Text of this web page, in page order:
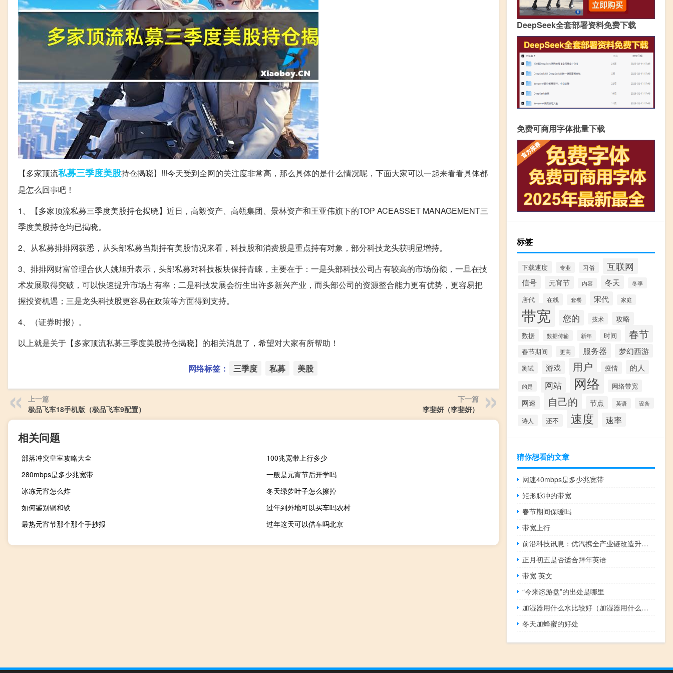
【多家顶流私募三季度美股持仓揭晓】!!!今天受到全网的关注度非常高，那么具体的是什么情况呢，下面大家可以一起来看看具体都
是怎么回事吧！
1、【多家顶流私募三季度美股持仓揭晓】近日，高毅资产、高瓴集团、景林资产和王亚伟旗下的TOP ACEASSET MANAGEMENT三
季度美股持仓均已揭晓。
2、从私募排排网获悉，从头部私募当期持有美股情况来看，科技股和消费股是重点持有对象，部分科技龙头获明显增持。
3、排排网财富管理合伙人姚旭升表示，头部私募对科技板块保持青睐，主要在于：一是头部科技公司占有较高的市场份额，一旦在技
术发展取得突破，可以快速提升市场占有率；二是科技发展会衍生出许多新兴产业，而头部公司的资源整合能力更有优势，更容易把
握投资机遇；三是龙头科技股更容易在政策等方面得到支持。
4、（证券时报）。
以上就是关于【多家顶流私募三季度美股持仓揭晓】的相关消息了，希望对大家有所帮助！
网络标签： 三季度 私募 美股
上一篇
极品飞车18手机版（极品飞车9配置）
下一篇
李斐妍（李斐妍）
相关问题
部落冲突皇室攻略大全
100兆宽带上行多少
280mbps是多少兆宽带
一般是元宵节后开学吗
冰冻元宵怎么炸
冬天绿萝叶子怎么擦掉
如何鉴别铜和铁
过年到外地可以买车吗农村
最热元宵节那个那个手抄报
过年这天可以借车吗北京
DeepSeek全套部署资料免费下载
免费可商用字体批量下载
标签
下载速度 专业 习俗 互联网
信号 元宵节 内容 冬天 冬季
唐代 在线 套餐 宋代 家庭
带宽 您的 技术 攻略
数据 数据传输 新年 时间 春节
春节期间 更高 服务器 梦幻西游
测试 游戏 用户 疫情 的人
的是 网站 网络 网络带宽
网速 自己的 节点 英语 设备
诗人 还不 速度 速率
猜你想看的文章
网速40mbps是多少兆宽带
矩形脉冲的带宽
春节期间保暖吗
带宽上行
前沿科技讯息：优汽携全产业链改造升级模式整合资源直击痛点
正月初五是否适合拜年英语
带宽 英文
“今来恣游盘”的出处是哪里
加湿器用什么水比较好（加湿器用什么水）
冬天加蜂蜜的好处